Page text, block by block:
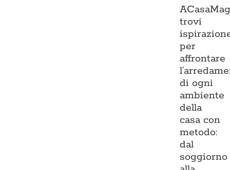
trovi
per
affrontare
di ogni
ambiente
della
casa con
metodo:
dal
soggiorno